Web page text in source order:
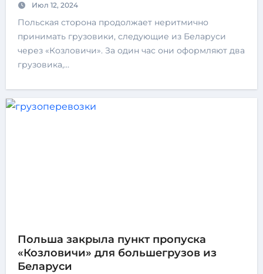
Июл 12, 2024
Польская сторона продолжает неритмично
принимать грузовики, следующие из Беларуси
через «Козловичи». За один час они оформляют два
грузовика,…
Польша закрыла пункт пропуска
«Козловичи» для большегрузов из
Беларуси